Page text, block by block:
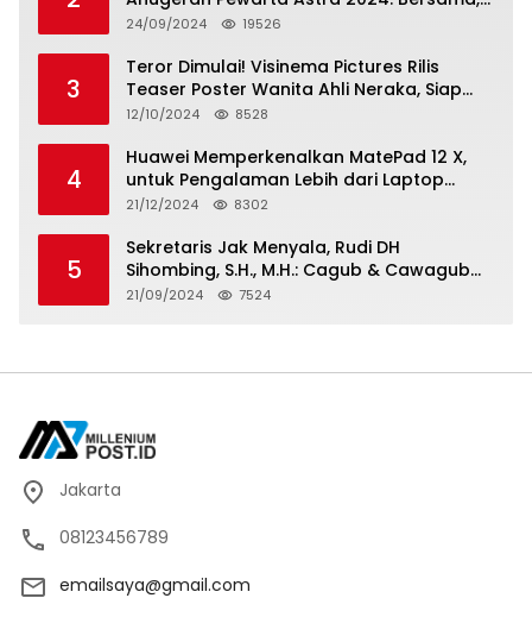
Berkarya, Berkelanjutan
24/09/2024 19526
3
Teror Dimulai! Visinema Pictures Rilis
Teaser Poster Wanita Ahli Neraka, Siap
Tayang di Bioskop 14 November 2024
12/10/2024 8528
4
Huawei Memperkenalkan MatePad 12 X,
untuk Pengalaman Lebih dari Laptop
dengan Layar Ultra Bright dan Desain
Standar Baru untuk Produktivitas di Mana
Saja
21/12/2024 8302
5
Sekretaris Jak Menyala, Rudi DH
Sihombing, S.H., M.H.: Cagub & Cawagub
DKI Jakarta Pramono Anung dan Rano
21/09/2024 7524
Jakarta
08123456789
emailsaya@gmail.com